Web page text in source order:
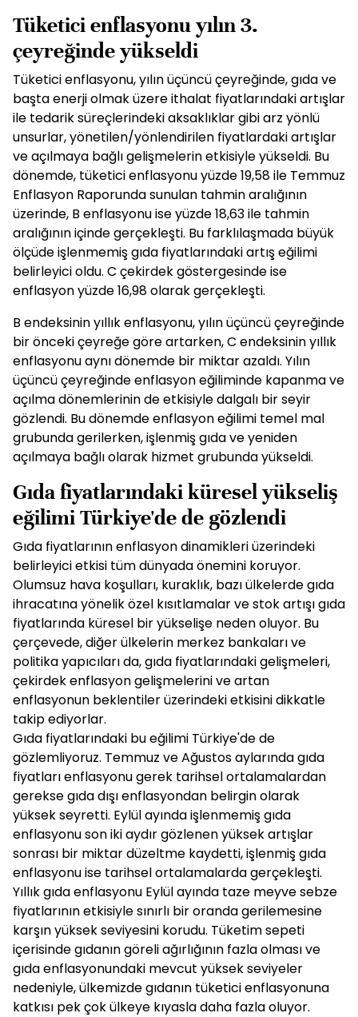
Tüketici enflasyonu yılın 3.
çeyreğinde yükseldi
Tüketici enflasyonu, yılın üçüncü çeyreğinde, gıda ve
başta enerji olmak üzere ithalat fiyatlarındaki artışlar
ile tedarik süreçlerindeki aksaklıklar gibi arz yönlü
unsurlar, yönetilen/yönlendirilen fiyatlardaki artışlar
ve açılmaya bağlı gelişmelerin etkisiyle yükseldi. Bu
dönemde, tüketici enflasyonu yüzde 19,58 ile Temmuz
Enflasyon Raporunda sunulan tahmin aralığının
üzerinde, B enflasyonu ise yüzde 18,63 ile tahmin
aralığının içinde gerçekleşti. Bu farklılaşmada büyük
ölçüde işlenmemiş gıda fiyatlarındaki artış eğilimi
belirleyici oldu. C çekirdek göstergesinde ise
enflasyon yüzde 16,98 olarak gerçekleşti.
B endeksinin yıllık enflasyonu, yılın üçüncü çeyreğinde
bir önceki çeyreğe göre artarken, C endeksinin yıllık
enflasyonu aynı dönemde bir miktar azaldı. Yılın
üçüncü çeyreğinde enflasyon eğiliminde kapanma ve
açılma dönemlerinin de etkisiyle dalgalı bir seyir
gözlendi. Bu dönemde enflasyon eğilimi temel mal
grubunda gerilerken, işlenmiş gıda ve yeniden
açılmaya bağlı olarak hizmet grubunda yükseldi.
Gıda fiyatlarındaki küresel yükseliş
eğilimi Türkiye'de de gözlendi
Gıda fiyatlarının enflasyon dinamikleri üzerindeki
belirleyici etkisi tüm dünyada önemini koruyor.
Olumsuz hava koşulları, kuraklık, bazı ülkelerde gıda
ihracatına yönelik özel kısıtlamalar ve stok artışı gıda
fiyatlarında küresel bir yükselişe neden oluyor. Bu
çerçevede, diğer ülkelerin merkez bankaları ve
politika yapıcıları da, gıda fiyatlarındaki gelişmeleri,
çekirdek enflasyon gelişmelerini ve artan
enflasyonun beklentiler üzerindeki etkisini dikkatle
takip ediyorlar.
Gıda fiyatlarındaki bu eğilimi Türkiye'de de
gözlemliyoruz. Temmuz ve Ağustos aylarında gıda
fiyatları enflasyonu gerek tarihsel ortalamalardan
gerekse gıda dışı enflasyondan belirgin olarak
yüksek seyretti. Eylül ayında işlenmemiş gıda
enflasyonu son iki aydır gözlenen yüksek artışlar
sonrası bir miktar düzeltme kaydetti, işlenmiş gıda
enflasyonu ise tarihsel ortalamalarda gerçekleşti.
Yıllık gıda enflasyonu Eylül ayında taze meyve sebze
fiyatlarının etkisiyle sınırlı bir oranda gerilemesine
karşın yüksek seviyesini korudu. Tüketim sepeti
içerisinde gıdanın göreli ağırlığının fazla olması ve
gıda enflasyonundaki mevcut yüksek seviyeler
nedeniyle, ülkemizde gıdanın tüketici enflasyonuna
katkısı pek çok ülkeye kıyasla daha fazla oluyor.